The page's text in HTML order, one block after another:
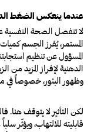
عندما ينعكس الضغط
لا تنفصل الصحة
المستمر، يُفرز الجسم
المسؤول عن تنظيم
الدهنية لإفراز المزيد من
وظهور البثور، خصوصاً في
لكن التأثير لا يتوقف هنا.
قابليته للالتهاب، ويؤثّر